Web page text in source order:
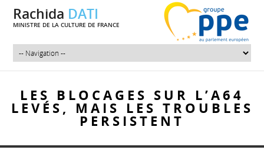
Rachida DATI
MINISTRE DE LA CULTURE DE FRANCE
LES BLOCAGES SUR L’A64
LEVÉS, MAIS LES TROUBLES
PERSISTENT